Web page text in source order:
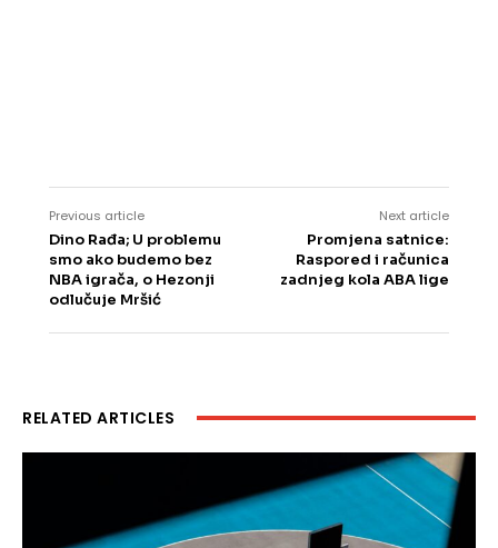
Previous article
Dino Rađa; U problemu
smo ako budemo bez
NBA igrača, o Hezonji
odlučuje Mršić
Next article
Promjena satnice:
Raspored i računica
zadnjeg kola ABA lige
RELATED ARTICLES